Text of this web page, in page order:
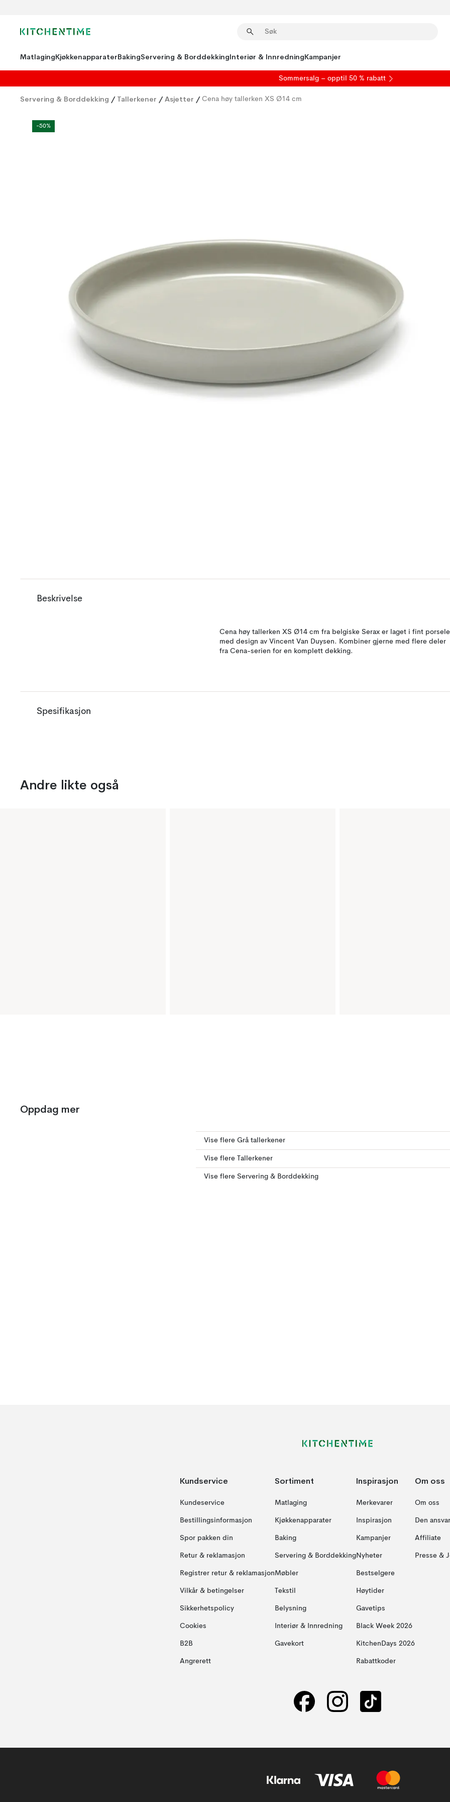
MatlagingKjøkkenapparaterBakingServering & BorddekkingInteriør & InnredningKampanjer
Sommersalg – opptil 50 % rabatt
Servering & Borddekking / Tallerkener / Asjetter / Cena høy tallerken XS Ø14 cm
-50%
Beskrivelse
Cena høy tallerken XS Ø14 cm fra belgiske Serax er laget i fint
med design av Vincent Van Duysen. Kombiner gjerne med flere deler
fra Cena-serien for en komplett dekking.
Spesifikasjon
Andre likte også
Oppdag mer
Vise flere Grå tallerkener
Vise flere Tallerkener
Vise flere Servering & Borddekking
Kundservice
Kundeservice
Bestillingsinformasjon
Spor pakken din
Retur & reklamasjon
Registrer retur & reklamasjon
Vilkår & betingelser
Sikkerhetspolicy
Cookies
B2B
Angrerett
Sortiment
Matlaging
Kjøkkenapparater
Baking
Servering & Borddekking
Møbler
Tekstil
Belysning
Interiør & Innredning
Gavekort
Inspirasjon
Merkevarer
Inspirasjon
Kampanjer
Nyheter
Bestselgere
Høytider
Gavetips
Black Week 2026
KitchenDays 2026
Rabattkoder
Om oss
Om oss
Den
Affiliate
Presse &